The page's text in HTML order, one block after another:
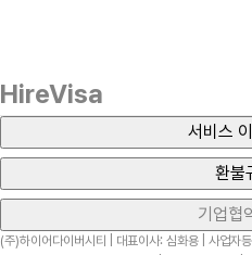
HireVisa
서비스
환불
기업협
(주)하이어다이버시티 | 대표이사: 심화용 | 사